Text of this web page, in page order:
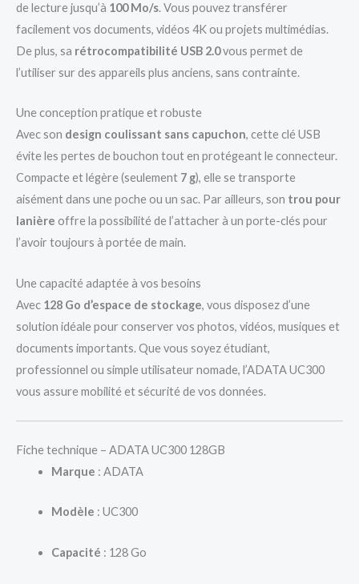
de lecture jusqu’à 100 Mo/s. Vous pouvez transférer
facilement vos documents, vidéos 4K ou projets multimédias.
De plus, sa rétrocompatibilité USB 2.0vous permet de
l’utiliser sur des appareils plus anciens, sans contrainte.
Une conception pratique et robuste
Avec son design coulissant sans capuchon, cette clé USB
évite les pertes de bouchon tout en protégeant le connecteur.
Compacte et légère (seulement 7 g), elle se transporte
aisément dans une poche ou un sac. Par ailleurs, son trou pour
lanière offre la possibilité de l’attacher à un porte-clés pour
l’avoir toujours à portée de main.
Une capacité adaptée à vos besoins
Avec 128 Go d’espace de stockage, vous disposez d’une
solution idéale pour conserver vos photos, vidéos, musiques et
documents importants. Que vous soyez étudiant,
professionnel ou simple utilisateur nomade, l’ADATA UC300
vous assure mobilité et sécurité de vos données.
Fiche technique – ADATA UC300 128GB
Marque : ADATA
Modèle : UC300
Capacité : 128 Go